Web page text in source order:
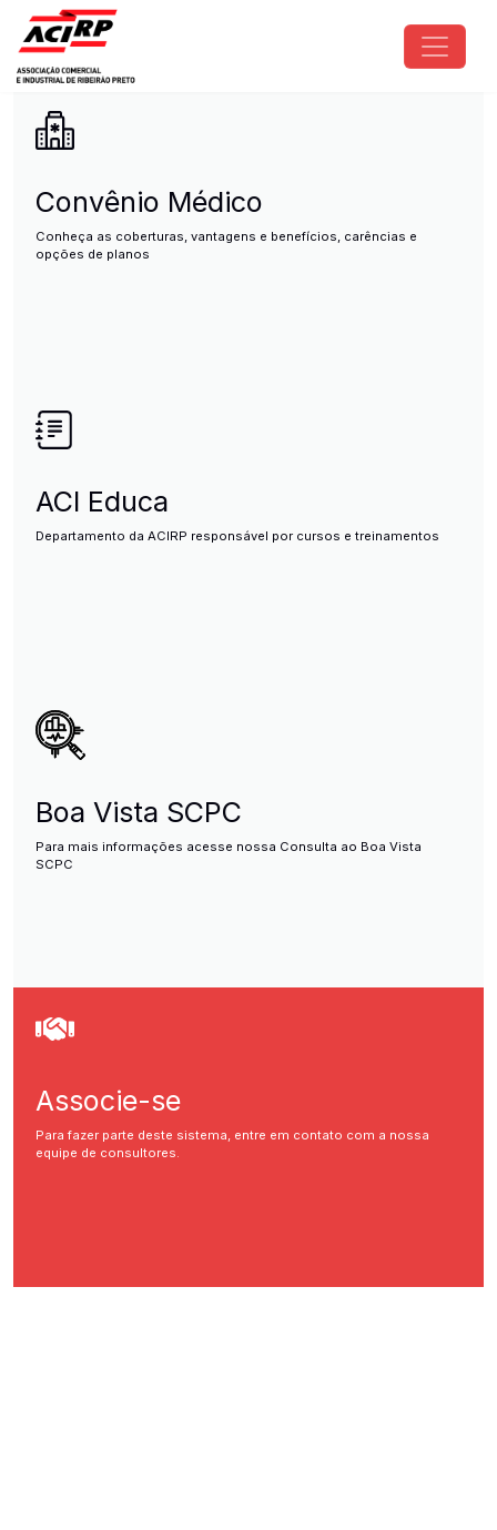
Pular para o conteúdo principal
ACIRP - Associação Comercial
Convênio Médico
Conheça as coberturas, vantagens e benefícios, carências e
opções de planos
ACI Educa
Departamento da ACIRP responsável por cursos e treinamentos
Boa Vista SCPC
Para mais informações acesse nossa Consulta ao Boa Vista
SCPC
Associe-se
Para fazer parte deste sistema, entre em contato com a nossa
equipe de consultores.